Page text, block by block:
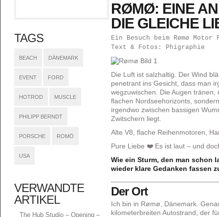
TAGS
BEACH DÄNEMARK
EVENT FORD
HOTROD MUSCLE
PHILIPP BERNDT
PORSCHE ROMÖ
USA
VERWANDTE
ARTIKEL
The Hub Studio – Opening –
RØMØ: EINE
DIE GLEICHE
Ein Besuch beim Rømø
Text & Fotos: Phigraphie
Die Luft ist salzhaltig. Der Wind
penetrant ins Gesicht, dass man
wegzuwischen. Die Augen
flachen Nordseehorizonts,
irgendwo zwischen bassigen
Zwitschern liegt.
Alte V8, flache Reihenmotoren,
Pure Liebe ❤️ Es ist laut – und
Wie ein Sturm, den man schon
wieder klare Gedanken fassen
Der Ort
Ich bin in Rømø, Dänemark.
kilometerbreiten Autostrand, der